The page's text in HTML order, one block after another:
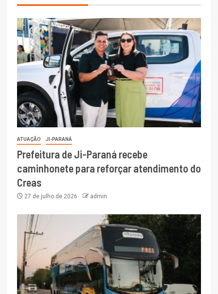
ATUAÇÃO JI-PARANÁ
Prefeitura de Ji-Paraná recebe
caminhonete para reforçar atendimento do
Creas
27 de julho de 2026 admin